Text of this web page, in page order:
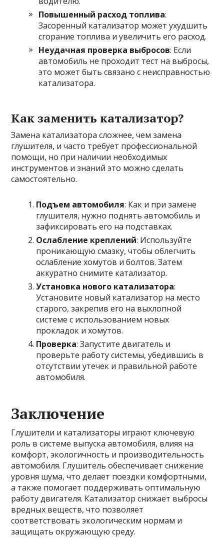
Повышенный расход топлива:
Засоренный катализатор может ухудшить
сгорание топлива и увеличить его расход.
Неудачная проверка выбросов: Если
автомобиль не проходит тест на выбросы,
это может быть связано с неисправностью
катализатора.
Как заменить катализатор?
Замена катализатора сложнее, чем замена
глушителя, и часто требует профессиональной
помощи, но при наличии необходимых
инструментов и знаний это можно сделать
самостоятельно.
Подъем автомобиля: Как и при замене
глушителя, нужно поднять автомобиль и
зафиксировать его на подставках.
Ослабление креплений: Используйте
проникающую смазку, чтобы облегчить
ослабление хомутов и болтов. Затем
аккуратно снимите катализатор.
Установка нового катализатора:
Установите новый катализатор на место
старого, закрепив его на выхлопной
системе с использованием новых
прокладок и хомутов.
Проверка: Запустите двигатель и
проверьте работу системы, убедившись в
отсутствии утечек и правильной работе
автомобиля.
Заключение
Глушители и катализаторы играют ключевую
роль в системе выпуска автомобиля, влияя на
комфорт, экологичность и производительность
автомобиля. Глушитель обеспечивает снижение
уровня шума, что делает поездки комфортными,
а также помогает поддерживать оптимальную
работу двигателя. Катализатор снижает выбросы
вредных веществ, что позволяет
соответствовать экологическим нормам и
защищать окружающую среду.